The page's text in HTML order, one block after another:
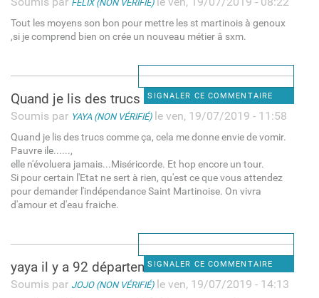
FÉLIX (NON VÉRIFIÉ)
Tout les moyens son bon pour mettre les st martinois à genoux
,si je comprend bien on crée un nouveau métier â sxm.
SIGNALER CE COMMENTAIRE
Quand je lis des trucs comme
Soumis par YAYA (NON VÉRIFIÉ)le ven, 19/07/2019 - 11:58
Quand je lis des trucs comme ça, cela me donne envie de vomir.
Pauvre ile......,
elle n'évoluera jamais...Miséricorde. Et hop encore un tour.
Si pour certain l'Etat ne sert à rien, qu'est ce que vous attendez
pour demander l'indépendance Saint Martinoise. On vivra
d'amour et d'eau fraiche.
SIGNALER CE COMMENTAIRE
yaya il y a 92 département et
Soumis par JOJO (NON VÉRIFIÉ)le ven, 19/07/2019 - 14:13